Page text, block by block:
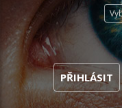
PŘIHLÁSIT